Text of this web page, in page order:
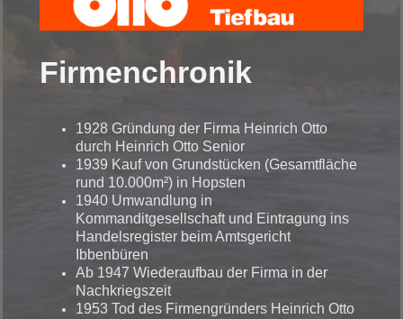
Firmenchronik
1928 Gründung der Firma Heinrich Otto
durch Heinrich Otto Senior
1939 Kauf von Grundstücken (Gesamtfläche
rund 10.000m²) in Hopsten
1940 Umwandlung in
Kommanditgesellschaft und Eintragung ins
Handelsregister beim Amtsgericht
Ibbenbüren
Ab 1947 Wiederaufbau der Firma in der
Nachkriegszeit
1953 Tod des Firmengründers Heinrich Otto